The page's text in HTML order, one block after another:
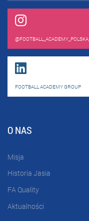
@FOOTBALL_ACADEMY_POLSKA_
FOOTBALL ACADEMY GROUP
O NAS
Misja
Historia Jasia
FA Quality
Aktualności